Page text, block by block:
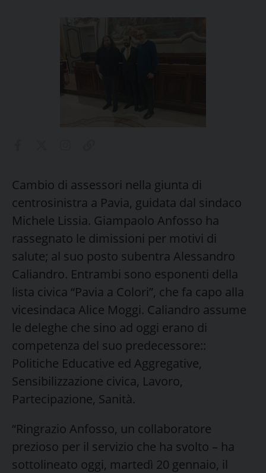
Cambio di assessori nella giunta di
centrosinistra a Pavia, guidata dal sindaco
Michele Lissia. Giampaolo Anfosso ha
rassegnato le dimissioni per motivi di
salute; al suo posto subentra Alessandro
Caliandro. Entrambi sono esponenti della
lista civica “Pavia a Colori”, che fa capo alla
vicesindaca Alice Moggi. Caliandro assume
le deleghe che sino ad oggi erano di
competenza del suo predecessore::
Politiche Educative ed Aggregative,
Sensibilizzazione civica, Lavoro,
Partecipazione, Sanità.
“Ringrazio Anfosso, un collaboratore
prezioso per il servizio che ha svolto – ha
sottolineato oggi, martedì 20 gennaio, il